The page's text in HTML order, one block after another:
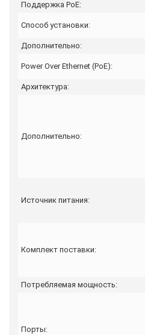
Поддержка PoE:
Способ установки:
Дополнительно:
Power Over Ethernet (PoE):
Архитектура:
Дополнительно:
Источник питания:
Комплект поставки:
Потребляемая мощность:
Порты: